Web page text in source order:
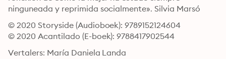
ninguneada y reprimida socialmente». Silvia Marsó
© 2020 Storyside (Audioboek): 9789152124604
© 2020 Acantilado (E-boek): 9788417902544
Vertalers: María Daniela Landa